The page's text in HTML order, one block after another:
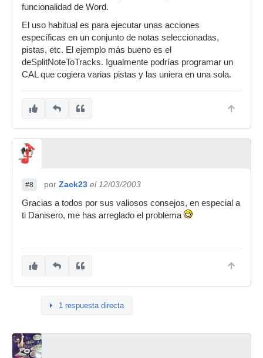
funcionalidad de Word.
El uso habitual es para ejecutar unas acciones
específicas en un conjunto de notas seleccionadas,
pistas, etc. El ejemplo más bueno es el
deSplitNoteToTracks. Igualmente podrías programar un
CAL que cogiera varias pistas y las uniera en una sola.
#8 por Zack23 el 12/03/2003
Gracias a todos por sus valiosos consejos, en especial a
ti Danisero, me has arreglado el problema
1 respuesta directa